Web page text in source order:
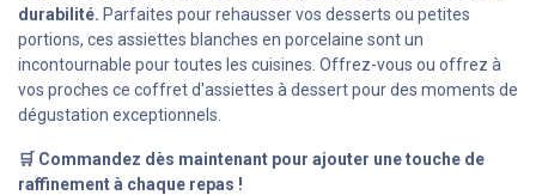
durabilité. Parfaites pour rehausser vos desserts ou petites
portions, ces assiettes blanches en porcelaine sont un
incontournable pour toutes les cuisines. Offrez-vous ou offrez à
vos proches ce coffret d'assiettes à dessert pour des moments de
dégustation exceptionnels.
🛒 Commandez dès maintenant pour ajouter une touche de
raffinement à chaque repas !